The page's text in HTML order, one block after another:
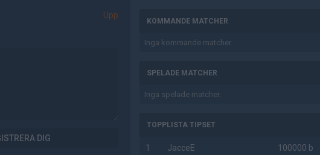
Upp
DIG
KOMMANDE MATCHER
Inga kommande matcher.
SPELADE MATCHER
Inga spelade matcher.
TOPPLISTA TIPSET
1 JacceE 100000 b